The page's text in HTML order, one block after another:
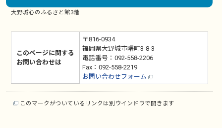
大野城心のふるさと館3階
このページに関する
お問い合わせは
〒816-0934
福岡県大野城市曙町3-8-3
電話番号：092-558-2206
Fax：092-558-2219
お問い合わせフォーム
このマークがついているリンクは別ウインドウで開きます